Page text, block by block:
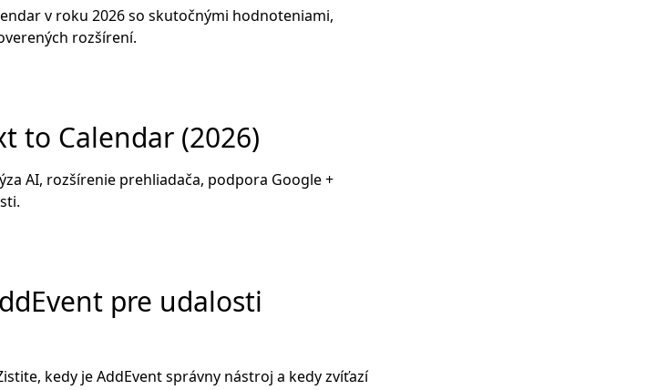
v roku 2026 so skutočnými hodnoteniami,
rozšírení.
to Calendar (2026)
AI, rozšírenie prehliadača, podpora Google +
pre udalosti
kedy je AddEvent správny nástroj a kedy zvíťazí